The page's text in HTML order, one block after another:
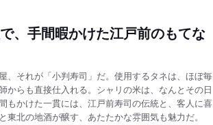
、手間暇かけた江戸前のもてな
、それが「小判寿司」だ。使用するタネは、ほぼ毎
からも直接仕入れる。シャリの米は、なんとその日
もかけた一貫には、江戸前寿司の伝統と、客人に喜
北の地酒が醸す、あたたかな雰囲気も魅力だ。